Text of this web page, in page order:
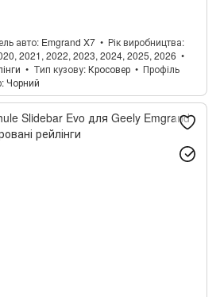
авто Emgrand X7
Рік виробництва
2021, 2022, 2023, 2024, 2025, 2026
Тип кузову Кросовер
Профіль
Чорний